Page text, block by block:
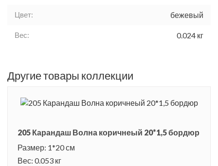
Цвет: бежевый
Вес: 0.024 кг
Другие товары коллекции
205 Карандаш Волна коричнеый 20*1,5 бордюр
Размер: 1*20 см
Вес: 0.053 кг